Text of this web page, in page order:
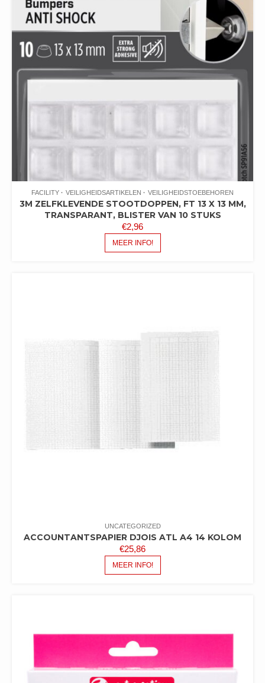
FACILITY VEILIGHEIDSARTIKELEN VEILIGHEIDSTOEBEHOREN
3M ZELFKLEVENDE STOOTDOPPEN, FT 13 X 13 MM,
TRANSPARANT, BLISTER VAN 10 STUKS
€2,96
MEER INFO!
UNCATEGORIZED
ACCOUNTANTSPAPIER DJOIS ATL A4 14 KOLOM
€25,86
MEER INFO!